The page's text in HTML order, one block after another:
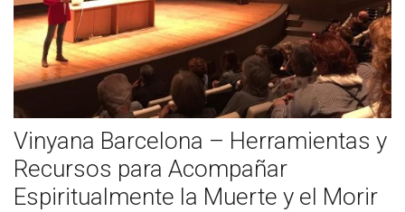
Vinyana Barcelona – Herramientas y
Recursos para Acompañar
Espiritualmente la Muerte y el Morir